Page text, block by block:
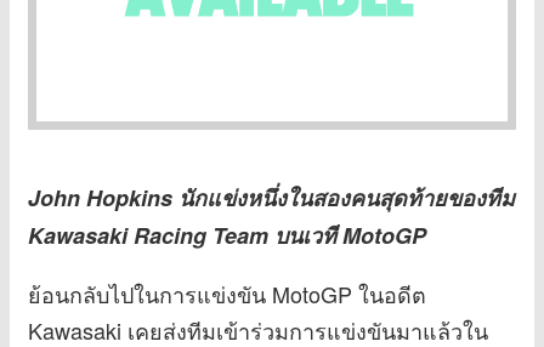
John Hopkins นักแข่งหนึ่งในสองคนสุดท้ายของทีม
Kawasaki Racing Team บนเวที MotoGP
ย้อนกลับไปในการแข่งขัน MotoGP ในอดีต
Kawasaki เคยส่งทีมเข้าร่วมการแข่งขันมาแล้วใน